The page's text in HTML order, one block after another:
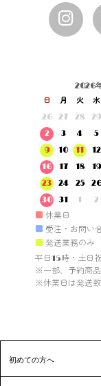
2026
日 月 火 水
26
27 28 29
2
3 4 5
9
10 11 12
16
17 18 19
23
24 25 26
30
31 1 2
■ 休業日
■ 受注・お問い
■ 発送業務のみ
平日15時・土日
※一部、予約商品
※休業日は発送致
初めての方へ